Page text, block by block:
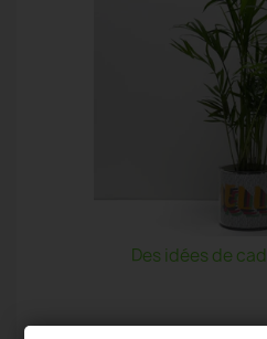
Des idées de